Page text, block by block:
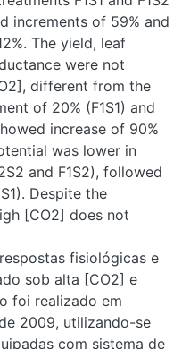
conductance were
different from the dry
(F1S1) and the
of 90% for high
in plants under
by plants under
in photosynthesis,
yield.
fisiológicas e
alta [CO2] e estresse
em Viçosa-MG, entre
de câmaras de topo
de CO2. O
o período da floração à
foi em blocos
cultivadas em